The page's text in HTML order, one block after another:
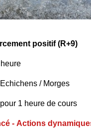
positif (R+9)
/ Morges
1 heure de cours
- Actions